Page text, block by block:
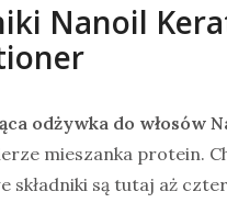
Nanoil
odżywka do włosów
mieszanka protein.
składniki są tutaj aż